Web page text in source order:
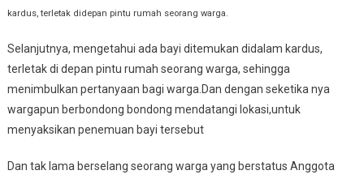
kardus, terletak didepan pintu rumah seorang warga.
Selanjutnya, mengetahui ada bayi ditemukan didalam kardus,
terletak di depan pintu rumah seorang warga, sehingga
menimbulkan pertanyaan bagi warga.Dan dengan seketika nya
wargapun berbondong bondong mendatangi lokasi,untuk
menyaksikan penemuan bayi tersebut
Dan tak lama berselang seorang warga yang berstatus Anggota